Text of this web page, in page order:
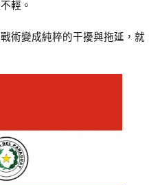
輕。
術變成純粹的干擾與拖延，就